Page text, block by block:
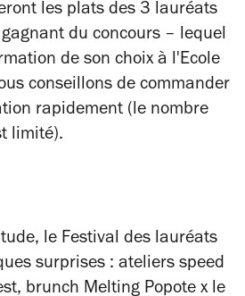
les plats des 3 lauréats
du concours – lequel
de son choix à l'Ecole
conseillons de commander
rapidement (le nombre
limité).
le Festival des lauréats
surprises : ateliers speed
brunch Melting Popote x le